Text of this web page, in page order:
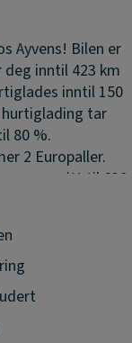
Ayvens! Bilen er
inntil 423 km
inntil 150
hurtiglading tar
80 %.
2 Europaller.
er oppgitt til 630
bilen er også
3 seter foran.
cockpit laget
kg og bilen er i
du deg
i! Avbildet
å endre både